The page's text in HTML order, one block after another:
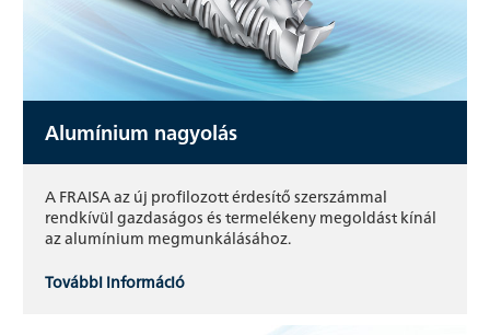
Alumínium nagyolás
A FRAISA az új profilozott érdesítő szerszámmal
rendkívül gazdaságos és termelékeny megoldást kínál
az alumínium megmunkálásához.
További információ